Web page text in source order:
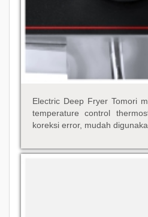
Electric Deep Fryer Tomori
temperature control
koreksi error, mudah